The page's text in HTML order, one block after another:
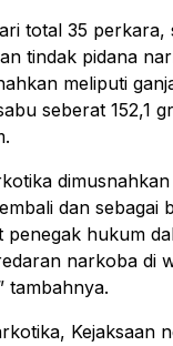
total 35 perkara,
tindak pidana
meliputi
seberat 152,1
dan sebagai
penegak hukum
narkoba di
tambahnya.
Kejaksaan